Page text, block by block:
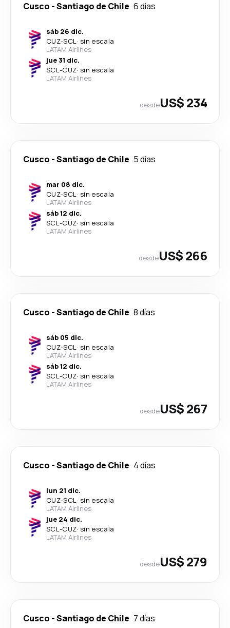
Cusco -Santiago de Chile 6 días
sáb 26 dic.
CUZ-SCL· sin escala
LATAM Airlines
jue 31 dic.
SCL-CUZ· sin escala
LATAM Airlines
desdeUS$ 234
Cusco -Santiago de Chile 5 días
mar 08 dic.
CUZ-SCL· sin escala
LATAM Airlines
sáb 12 dic.
SCL-CUZ· sin escala
LATAM Airlines
desdeUS$ 266
Cusco -Santiago de Chile 8 días
sáb 05 dic.
CUZ-SCL· sin escala
LATAM Airlines
sáb 12 dic.
SCL-CUZ· sin escala
LATAM Airlines
desdeUS$ 267
Cusco -Santiago de Chile 4 días
lun 21 dic.
CUZ-SCL· sin escala
LATAM Airlines
jue 24 dic.
SCL-CUZ· sin escala
LATAM Airlines
desdeUS$ 279
Cusco -Santiago de Chile 7 días